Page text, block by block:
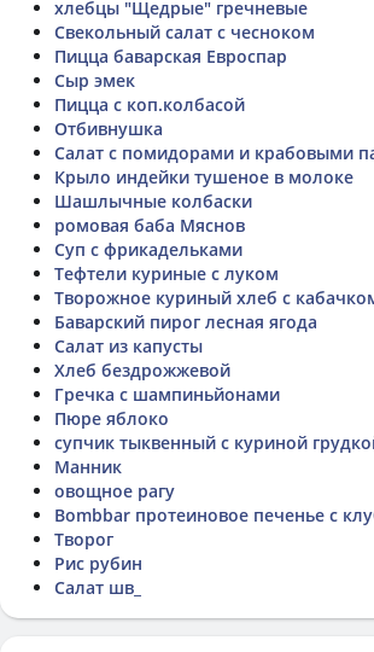
хлебцы "Щедрые" гречневые
Свекольный салат с чесноком
Пицца баварская Евроспар
Сыр эмек
Пицца с коп.колбасой
Отбивнушка
Салат с помидорами и крабовыми
Крыло индейки тушеное в молоке
Шашлычные колбаски
ромовая баба Мяснов
Суп с фрикадельками
Тефтели куриные с луком
Творожное куриный хлеб с
Баварский пирог лесная ягода
Салат из капусты
Хлеб бездрожжевой
Гречка с шампиньйонами
Пюре яблоко
супчик тыквенный с куриной
Манник
овощное рагу
Bombbar протеиновое печенье с
Творог
Рис рубин
Салат шв_